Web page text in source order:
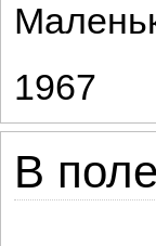
1967
В